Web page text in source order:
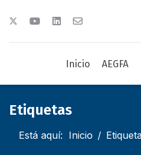
Inicio AEGFA
Etiquetas
Está aquí: Inicio